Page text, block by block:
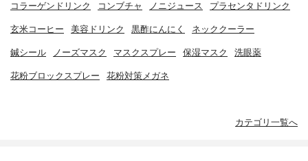
コラーゲンドリンク コンブチャ ノニジュース プラセンタドリンク
玄米コーヒー 美容ドリンク 黒酢にんにく ネッククーラー
鍼シール ノーズマスク マスクスプレー 保湿マスク 洗眼薬
花粉ブロックスプレー 花粉対策メガネ
カテゴリ一覧へ